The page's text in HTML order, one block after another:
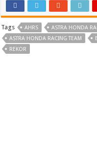
Tags AHRS
ASTRA HONDA
ASTRA HONDA RACING TEAM
REKOR